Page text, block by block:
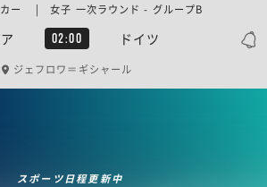
02:00 ドイツ
カー | 女子 一次ラウンド - グループB
ジェフロワ＝ギシャール
スポーツ日程更新中